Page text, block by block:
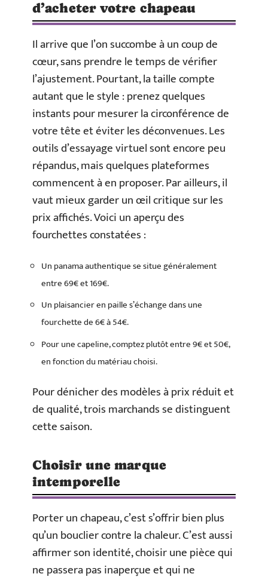
d’acheter votre chapeau
Il arrive que l’on succombe à un coup de
cœur, sans prendre le temps de vérifier
l’ajustement. Pourtant, la taille compte
autant que le style : prenez quelques
instants pour mesurer la circonférence de
votre tête et éviter les déconvenues. Les
outils d’essayage virtuel sont encore peu
répandus, mais quelques plateformes
commencent à en proposer. Par ailleurs, il
vaut mieux garder un œil critique sur les
prix affichés. Voici un aperçu des
fourchettes constatées :
Un panama authentique se situe généralement
entre 69€ et 169€.
Un plaisancier en paille s’échange dans une
fourchette de 6€ à 54€.
Pour une capeline, comptez plutôt entre 9€ et 50€,
en fonction du matériau choisi.
Pour dénicher des modèles à prix réduit et
de qualité, trois marchands se distinguent
cette saison.
Choisir une marque
intemporelle
Porter un chapeau, c’est s’offrir bien plus
qu’un bouclier contre la chaleur. C’est aussi
affirmer son identité, choisir une pièce qui
ne passera pas inaperçue et qui ne